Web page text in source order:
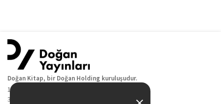
Doğan Kitap, bir Doğan Holding kuruluşudur.
19 Mayıs Cad. Golden Plaza No:1 Kat:10
34360 / Şişli / İstanbul